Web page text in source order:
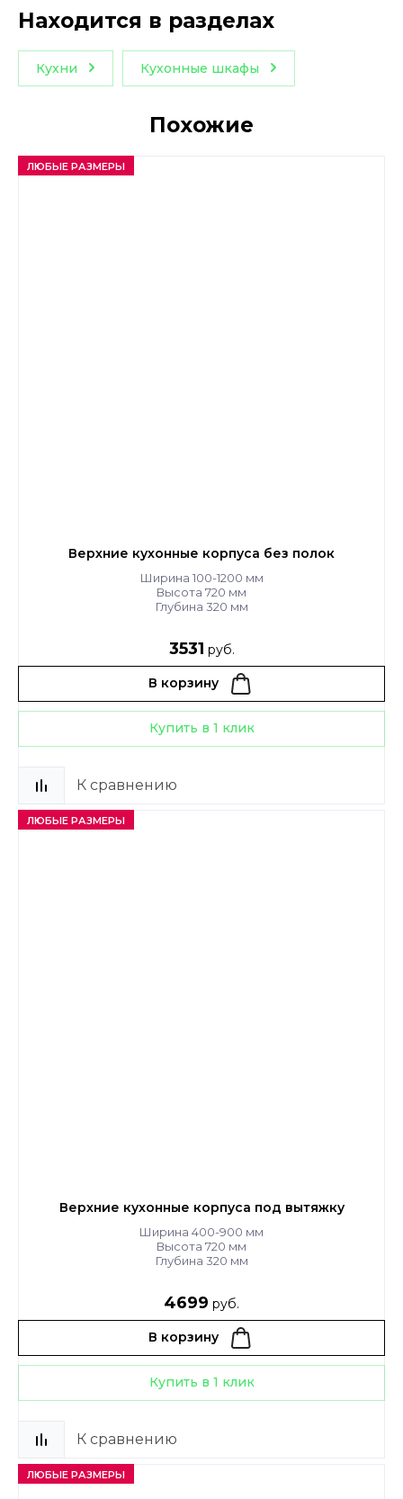
Находится в разделах
Кухни Кухонные шкафы
Похожие
ЛЮБЫЕ РАЗМЕРЫ
Верхние кухонные корпуса без полок
Ширина 100-1200 мм
Высота 720 мм
Глубина 320 мм
3531 руб.
В корзину
Купить в 1 клик
К сравнению
ЛЮБЫЕ РАЗМЕРЫ
Верхние кухонные корпуса под вытяжку
Ширина 400-900 мм
Высота 720 мм
Глубина 320 мм
4699 руб.
В корзину
Купить в 1 клик
К сравнению
ЛЮБЫЕ РАЗМЕРЫ